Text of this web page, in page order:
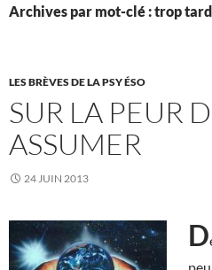
Archives par mot-clé : trop tard
LES BRÈVES DE LA PSY ÉSO
SUR LA PEUR
ASSUMER
24 JUIN 2013
D